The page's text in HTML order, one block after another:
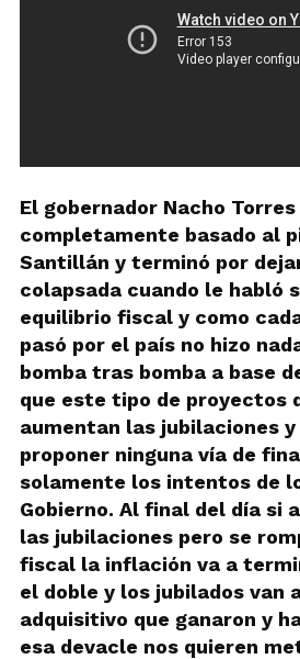
El gobernador Nacho Torres
completamente basado al
Santillán y terminó por
colapsada cuando le habló
equilibrio fiscal y como
pasó por el país no hizo
bomba tras bomba a base
que este tipo de proyectos
aumentan las jubilaciones
proponer ninguna vía de
solamente los intentos de
Gobierno. Al final del día si
las jubilaciones pero se
fiscal la inflación va a
el doble y los jubilados van
adquisitivo que ganaron y
esa devacle nos quieren